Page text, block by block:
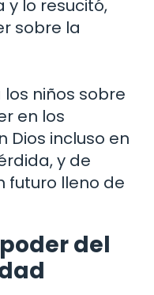
y lo resucitó,
sobre la
niños sobre
en los
Dios incluso en
y de
futuro lleno de
del